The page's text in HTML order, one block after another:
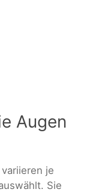
Augen
je
Sie